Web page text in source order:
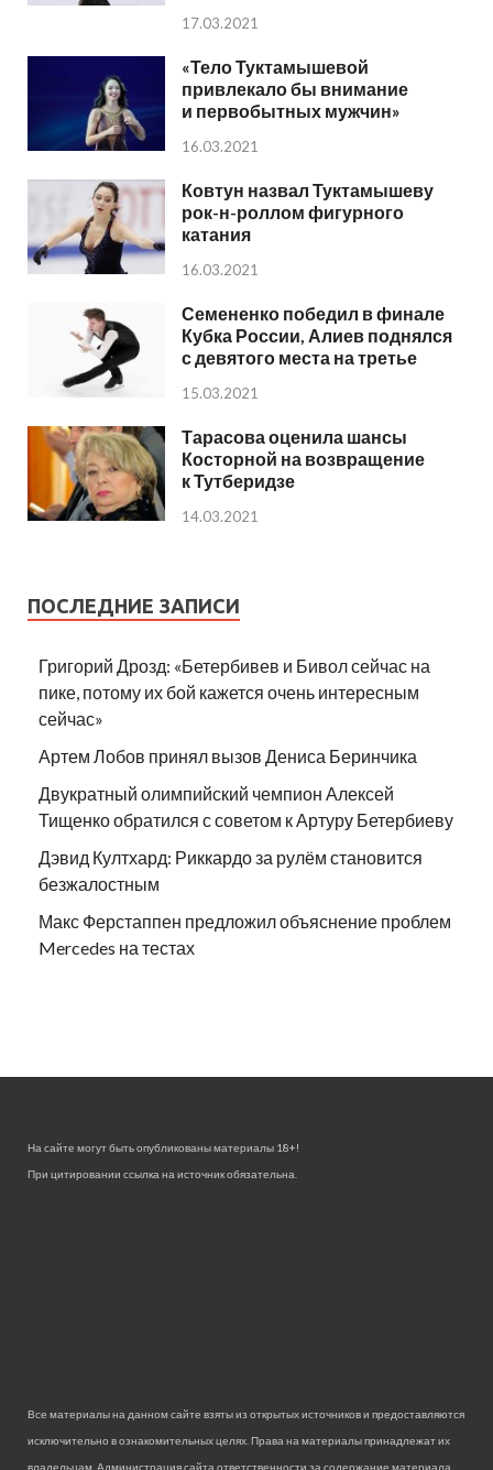
17.03.2021
«Тело Туктамышевой
привлекало бы внимание
и первобытных мужчин»
16.03.2021
Ковтун назвал Туктамышеву
рок-н-роллом фигурного
катания
16.03.2021
Семененко победил в финале
Кубка России, Алиев поднялся
с девятого места на третье
15.03.2021
Тарасова оценила шансы
Косторной на возвращение
к Тутберидзе
14.03.2021
ПОСЛЕДНИЕ ЗАПИСИ
Григорий Дрозд: «Бетербивев и Бивол сейчас на
пике, потому их бой кажется очень интересным
сейчас»
Артем Лобов принял вызов Дениса Беринчика
Двукратный олимпийский чемпион Алексей
Тищенко обратился с советом к Артуру Бетербиеву
Дэвид Култхард: Риккардо за рулём становится
безжалостным
Макс Ферстаппен предложил объяснение проблем
Mercedes на тестах
На сайте могут быть опубликованы материалы 18+!
При цитировании ссылка на источник обязательна.
Все материалы на данном сайте взяты из открытых источников и предоставляются
исключительно в ознакомительных целях. Права на материалы принадлежат их
владельцам. Администрация сайта ответственности за содержание материала